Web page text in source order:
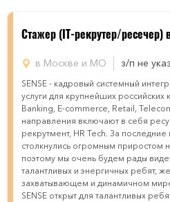
Стажер (IT-рекрутер/ресечер) в
в Москве и МО з/п не
SENSE - кадровый системный
услуги для крупнейших российских
Banking, E-commerce, Retail,
направления включают в себя
рекрутмент, HR Tech. За
столкнулись огромным приростом
поэтому мы очень будем рады
талантливых и энергичных ребят,
захватывающем и динамичном
SENSE открыт для талантливых